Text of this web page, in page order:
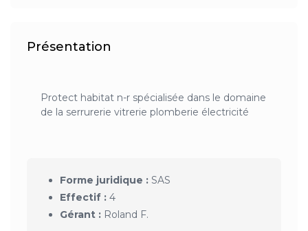
Présentation
Protect habitat n-r spécialisée dans le domaine
de la serrurerie vitrerie plomberie électricité
Forme juridique : SAS
Effectif : 4
Gérant : Roland F.